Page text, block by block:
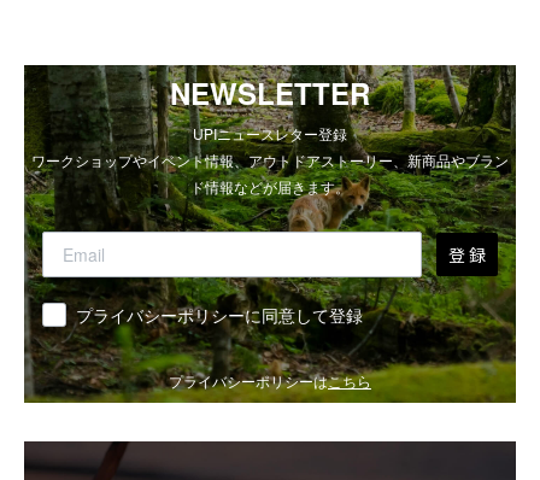
NEWSLETTER
UPIニュースレター登録
ワークショップやイベント情報、アウトドアストーリー、新商品やブラン
ド情報などが届きます。
登 録
同意 プライバシーポリシーに同意して登録
プライバシーポリシーはこちら